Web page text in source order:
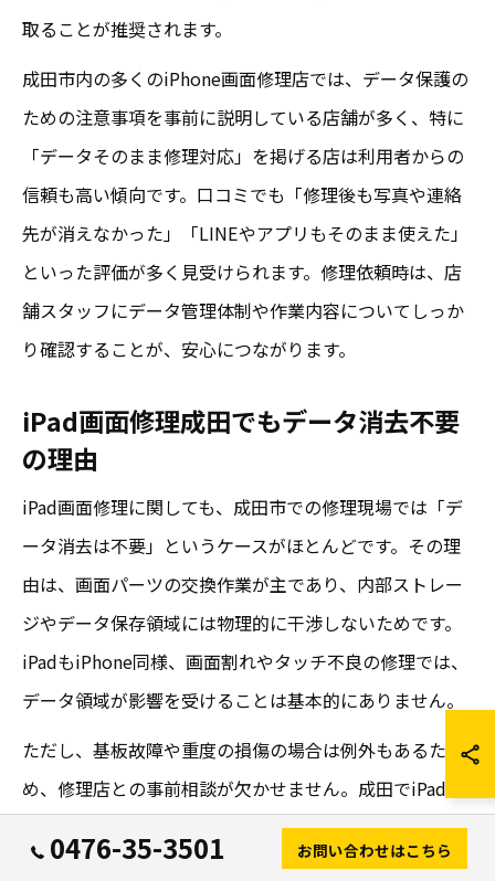
取ることが推奨されます。
成田市内の多くのiPhone画面修理店では、データ保護の
ための注意事項を事前に説明している店舗が多く、特に
「データそのまま修理対応」を掲げる店は利用者からの
信頼も高い傾向です。口コミでも「修理後も写真や連絡
先が消えなかった」「LINEやアプリもそのまま使えた」
といった評価が多く見受けられます。修理依頼時は、店
舗スタッフにデータ管理体制や作業内容についてしっか
り確認することが、安心につながります。
iPad画面修理成田でもデータ消去不要
の理由
iPad画面修理に関しても、成田市での修理現場では「デ
ータ消去は不要」というケースがほとんどです。その理
由は、画面パーツの交換作業が主であり、内部ストレー
ジやデータ保存領域には物理的に干渉しないためです。
iPadもiPhone同様、画面割れやタッチ不良の修理では、
データ領域が影響を受けることは基本的にありません。
ただし、基板故障や重度の損傷の場合は例外もあるた
め、修理店との事前相談が欠かせません。成田でiPad画
面修理を検討する際も「データそのまま修理可能」と明
記されている店舗を選ぶことで、安心して依頼できま
0476-35-3501 お問い合わせはこちら